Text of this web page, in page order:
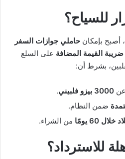
للسياح؟
أصبح بإمكان حاملي جوازات السفر
القيمة المضافة على السلع
بشرط أن:
3000 بيزو فلبيني
.
ضمن النظام.
60 يومًا من الشراء.
للاسترداد؟